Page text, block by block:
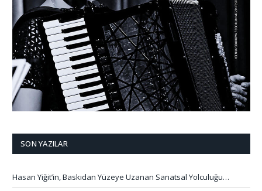
SON YAZILAR
Hasan Yiğit’in, Baskıdan Yüzeye Uzanan Sanatsal Yolculuğu…